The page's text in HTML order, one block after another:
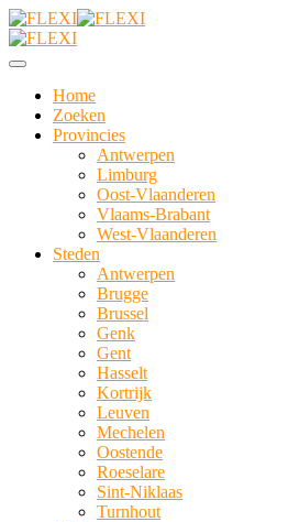
Home
Zoeken
Provincies
Antwerpen
Limburg
Oost-Vlaanderen
Vlaams-Brabant
West-Vlaanderen
Steden
Antwerpen
Brugge
Brussel
Genk
Gent
Hasselt
Kortrijk
Leuven
Mechelen
Oostende
Roeselare
Sint-Niklaas
Turnhout